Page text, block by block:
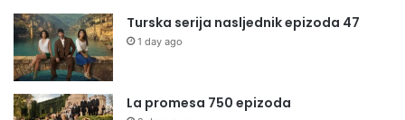
Turska serija nasljednik epizoda 47
1 day ago
La promesa 750 epizoda